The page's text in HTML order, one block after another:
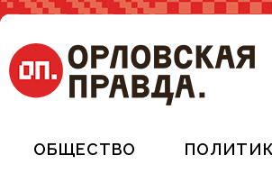
ОБЩЕСТВО